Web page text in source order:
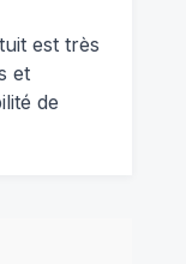
est très
et
de